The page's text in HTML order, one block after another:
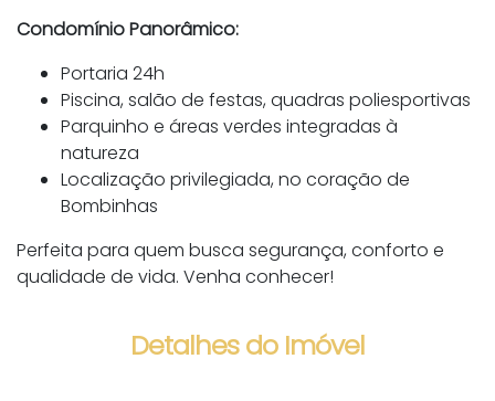
Condomínio Panorâmico:
Portaria 24h
Piscina, salão de festas, quadras poliesportivas
Parquinho e áreas verdes integradas à
natureza
Localização privilegiada, no coração de
Bombinhas
Perfeita para quem busca segurança, conforto e
qualidade de vida. Venha conhecer!
Detalhes do Imóvel